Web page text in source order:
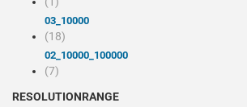
03_10000
(18)
02_10000_100000
(7)
RESOLUTIONRANGE